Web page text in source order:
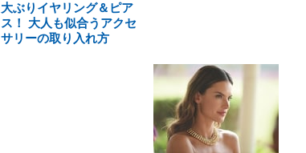
大ぶりイヤリング＆ピア
ス！ 大人も似合うアクセ
サリーの取り入れ方